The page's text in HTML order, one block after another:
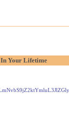
In Your Lifetime